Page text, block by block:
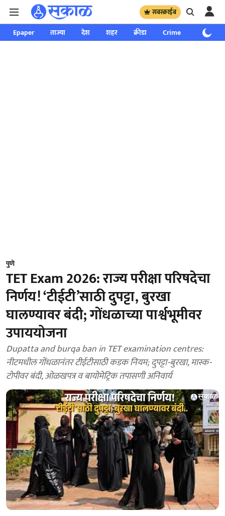
सबस्क्राईब
Epaper ताज्या देश शहर क्रीडा Crime साप्ताहिक
पुणे
TET Exam 2026: राज्य परीक्षा परिषदेचा
निर्णय! ‘टीईटी’साठी दुपट्टा, बुरखा
घालण्यावर बंदी; गोंधळाच्या पार्श्वभूमीवर
उपाययोजना
Dupatta and burqa ban in TET examination centres:
नीटमधील गोंधळानंतर टीईटीसाठी कडक नियम; दुपट्टा-बुरखा, मास्क-
टोपीवर बंदी, ओळखपत्र व बायोमेट्रिक तपासणी अनिवार्य